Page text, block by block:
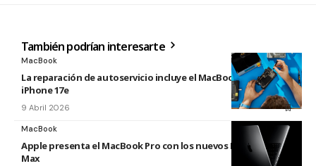
También podrían interesarte
MacBook
La reparación de autoservicio incluye el MacBook Neo y
iPhone 17e
9 Abril 2026
MacBook
Apple presenta el MacBook Pro con los nuevos M5 Pro y M5
Max